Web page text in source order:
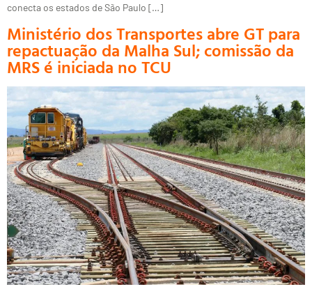
conecta os estados de São Paulo […]
Ministério dos Transportes abre GT para
repactuação da Malha Sul; comissão da
MRS é iniciada no TCU